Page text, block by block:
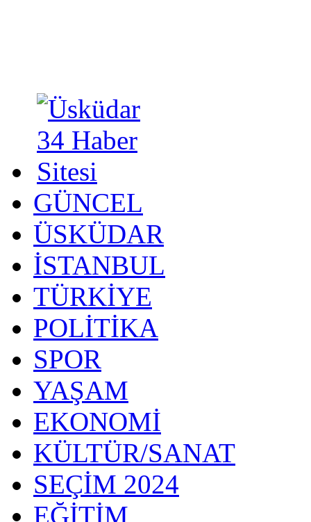
GÜNCEL
ÜSKÜDAR
İSTANBUL
TÜRKİYE
POLİTİKA
SPOR
YAŞAM
EKONOMİ
KÜLTÜR/SANAT
SEÇİM 2024
EĞİTİM